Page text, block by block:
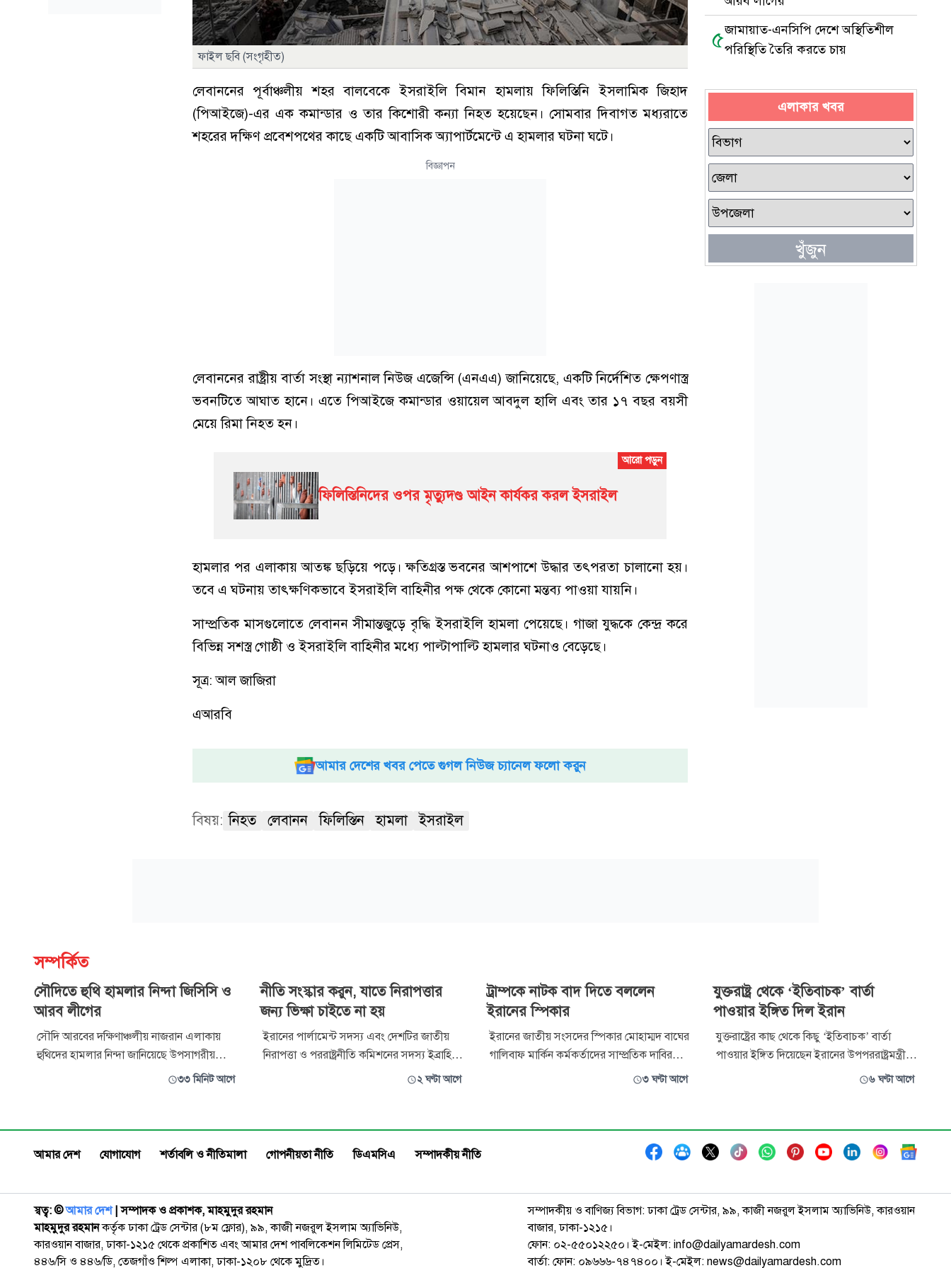
ফাইল ছবি (সংগৃহীত)
লেবাননের পূর্বাঞ্চলীয় শহর বালবেকে ইসরাইলি বিমান হামলায় ফিলিস্তিনি ইসলামিক জিহাদ
(পিআইজে)-এর এক কমান্ডার ও তার কিশোরী কন্যা নিহত হয়েছেন। সোমবার দিবাগত মধ্যরাতে
শহরের দক্ষিণ প্রবেশপথের কাছে একটি আবাসিক অ্যাপার্টমেন্টে এ হামলার ঘটনা ঘটে।
বিজ্ঞাপন
লেবাননের রাষ্ট্রীয় বার্তা সংস্থা ন্যাশনাল নিউজ এজেন্সি (এনএএ) জানিয়েছে, একটি নির্দেশিত ক্ষেপণাস্ত্র
ভবনটিতে আঘাত হানে। এতে পিআইজে কমান্ডার ওয়ায়েল আবদুল হালি এবং তার ১৭ বছর বয়সী
মেয়ে রিমা নিহত হন।
ফিলিস্তিনিদের ওপর মৃত্যুদণ্ড আইন কার্যকর করল ইসরাইল
হামলার পর এলাকায় আতঙ্ক ছড়িয়ে পড়ে। ক্ষতিগ্রস্ত ভবনের আশপাশে উদ্ধার তৎপরতা চালানো হয়।
তবে এ ঘটনায় তাৎক্ষণিকভাবে ইসরাইলি বাহিনীর পক্ষ থেকে কোনো মন্তব্য পাওয়া যায়নি।
সাম্প্রতিক মাসগুলোতে লেবানন সীমান্তজুড়ে বৃদ্ধি ইসরাইলি হামলা পেয়েছে। গাজা যুদ্ধকে কেন্দ্র করে
বিভিন্ন সশস্ত্র গোষ্ঠী ও ইসরাইলি বাহিনীর মধ্যে পাল্টাপাল্টি হামলার ঘটনাও বেড়েছে।
সূত্র: আল জাজিরা
এআরবি
আমার দেশের খবর পেতে গুগল নিউজ চ্যানেল ফলো করুন
বিষয়: নিহত লেবানন ফিলিস্তিন হামলা ইসরাইল
৫জামায়াত-এনসিপি দেশে অস্থিতিশীল
পরিস্থিতি তৈরি করতে চায়
এলাকার খবর
খুঁজুন
সম্পর্কিত
সৌদিতে হুথি হামলার নিন্দা জিসিসি ও
আরব লীগের
সৌদি আরবের দক্ষিণাঞ্চলীয় নাজরান এলাকায়
হুথিদের হামলার নিন্দা জানিয়েছে উপসাগরীয়
সহযোগিতা পরিষদ (জিসিসি) ও আরব লীগ।
জাসিম মোহাম্মদ আলবুদাইভি হামলাটিকে
‘আন্তর্জাতিক ও মানবিক আইন লঙ্ঘনকারী সন্ত্রাসী
৩৩ মিনিট আগে
নীতি সংস্কার করুন, যাতে নিরাপত্তার
জন্য ভিক্ষা চাইতে না হয়
ইরানের পার্লামেন্ট সদস্য এবং দেশটির জাতীয়
নিরাপত্তা ও পররাষ্ট্রনীতি কমিশনের সদস্য ইব্রাহিম
রেজায়ি সৌদি আরবকে তাদের পররাষ্ট্র ও নিরাপত্তা
সৌদি আরব প্রকৃত নিরাপত্তা নিশ্চিত করতে পারবে
না।
২ ঘণ্টা আগে
ট্রাম্পকে নাটক বাদ দিতে বললেন
ইরানের স্পিকার
ইরানের জাতীয় সংসদের স্পিকার মোহাম্মদ বাঘের
গালিবাফ মার্কিন কর্মকর্তাদের সাম্প্রতিক দাবির
প্রতিক্রিয়ায় তাদের ব্যর্থ ও পুরোনো কূটনীতির
নাটক।
৩ ঘণ্টা আগে
যুক্তরাষ্ট্র থেকে ‘ইতিবাচক’ বার্তা
পাওয়ার ইঙ্গিত দিল ইরান
যুক্তরাষ্ট্রের কাছ থেকে কিছু ‘ইতিবাচক’ বার্তা
পাওয়ার ইঙ্গিত দিয়েছেন ইরানের উপপররাষ্ট্রমন্ত্রী
কারেম গরিবাবাদি। তবে বার্তাগুলোর ধরন বা
ওয়েসাম বাহরানি বলেন, যুক্তরাষ্ট্রের কাছে
ইন্টারসেপ্টরের সংখ্যা ক
৬ ঘণ্টা আগে
আমার দেশ যোগাযোগ শর্তাবলি ও নীতিমালা গোপনীয়তা নীতি ডিএমসিএ সম্পাদকীয় নীতি
স্বত্ব: ©️আমার দেশ| সম্পাদক ও প্রকাশক, মাহমুদুর রহমান
মাহমুদুর রহমানকর্তৃক ঢাকা ট্রেড সেন্টার (৮ম ফ্লোর), ৯৯, কাজী নজরুল ইসলাম অ্যাভিনিউ,
কারওয়ান বাজার, ঢাকা-১২১৫ থেকে প্রকাশিত এবং আমার দেশ পাবলিকেশন লিমিটেড প্রেস,
৪৪৬/সি ও ৪৪৬/ডি, তেজগাঁও শিল্প এলাকা, ঢাকা-১২০৮ থেকে মুদ্রিত।
সম্পাদকীয় ও বাণিজ্য বিভাগ: ঢাকা ট্রেড সেন্টার, ৯৯, কাজী নজরুল ইসলাম অ্যাভিনিউ, কারওয়ান
বাজার, ঢাকা-১২১৫।
ফোন: ০২-৫৫০১২২৫০। ই-মেইল: info@dailyamardesh.com
বার্তা: ফোন: ০৯৬৬৬-৭৪৭৪০০। ই-মেইল: news@dailyamardesh.com